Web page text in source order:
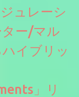
ュレーシ
ー/マル
イブリッ
」リ